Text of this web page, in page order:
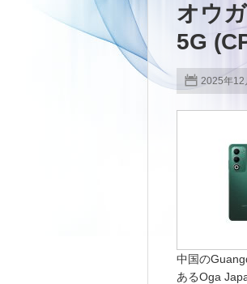
オウ
5G
2025年12
中国の
あるOga